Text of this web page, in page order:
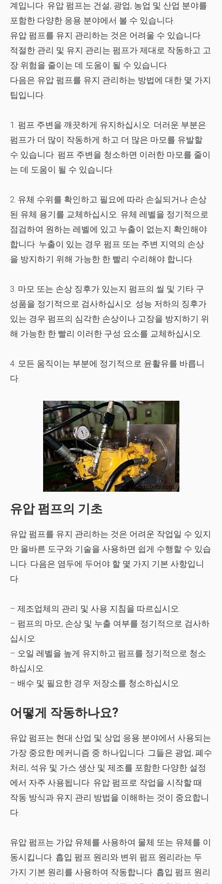
계입니다. 유압 펌프는 건설, 광업, 농업 및 산업 분야를
포함한 다양한 응용 분야에서 볼 수 있습니다.
유압 펌프를 유지 관리하는 것은 어려울 수 있습니다.
적절한 관리 및 유지 관리는 펌프가 제대로 작동하고 고
장 위험을 줄이는 데 도움이 될 수 있습니다.
다음은 유압 펌프를 유지 관리하는 방법에 대한 몇 가지
팁입니다.
1. 펌프 주변을 깨끗하게 유지하십시오. 더러운 부분은
펌프가 더 많이 작동하게 하고 더 많은 마모를 유발할
수 있습니다. 펌프 주변을 청소하면 이러한 마모를 줄이
는 데 도움이 될 수 있습니다.
2. 유체 수위를 확인하고 필요에 따라 손실되거나 손상
된 유체 용기를 교체하십시오. 유체 레벨을 정기적으로
점검하여 원하는 레벨에 있고 누출이 없는지 확인해야
합니다. 누출이 있는 경우 펌프 또는 주변 지역의 손상
을 방지하기 위해 가능한 한 빨리 수리해야 합니다.
3. 마모 또는 손상 징후가 있는지 펌프의 씰 및 기타 구
성품을 정기적으로 검사하십시오. 성능 저하의 징후가
있는 경우 펌프의 심각한 손상이나 고장을 방지하기 위
해 가능한 한 빨리 이러한 구성 요소를 교체하십시오.
4. 모든 움직이는 부분에 정기적으로 윤활유를 바릅니
다.
유압 펌프의 기초
유압 펌프를 유지 관리하는 것은 어려운 작업일 수 있지
만 올바른 도구와 기술을 사용하면 쉽게 수행할 수 있습
니다. 다음은 염두에 두어야 할 몇 가지 기본 사항입니
다.
– 제조업체의 관리 및 사용 지침을 따르십시오.
– 펌프의 마모, 손상 및 누출 여부를 정기적으로 검사하
십시오.
– 오일 레벨을 높게 유지하고 펌프를 정기적으로 청소
하십시오.
– 배수 및 필요한 경우 저장소를 청소하십시오.
어떻게 작동하나요?
유압 펌프는 현대 산업 및 상업 응용 분야에서 사용되는
가장 중요한 메커니즘 중 하나입니다. 그들은 광업, 폐수
처리, 석유 및 가스 생산 및 제조를 포함한 다양한 설정
에서 자주 사용됩니다. 유압 펌프로 작업을 시작할 때
작동 방식과 유지 관리 방법을 이해하는 것이 중요합니
다.
유압 펌프는 가압 유체를 사용하여 물체 또는 유체를 이
동시킵니다. 흡입 펌프 원리와 변위 펌프 원리라는 두
가지 기본 원리를 사용하여 작동합니다. 흡입 펌프 원리